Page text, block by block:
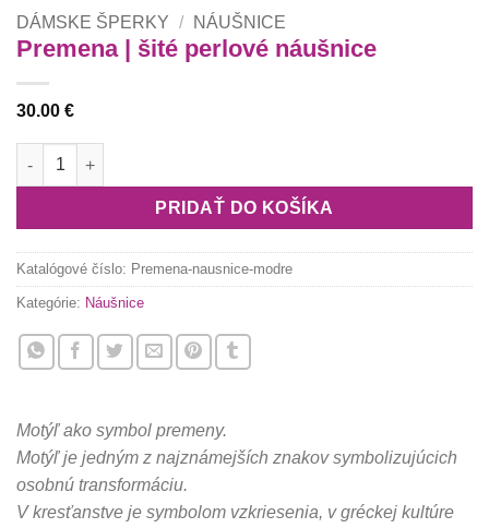
DÁMSKE ŠPERKY / NÁUŠNICE
Premena | šité perlové náušnice
30.00 €
množstvo Premena | šité perlové náušnice
PRIDAŤ DO KOŠÍKA
Katalógové číslo: Premena-nausnice-modre
Kategórie: Náušnice
Motýľ ako symbol premeny.
Motýľ je jedným z najznámejších znakov symbolizujúcich
osobnú transformáciu.
V kresťanstve je symbolom vzkriesenia, v gréckej kultúre